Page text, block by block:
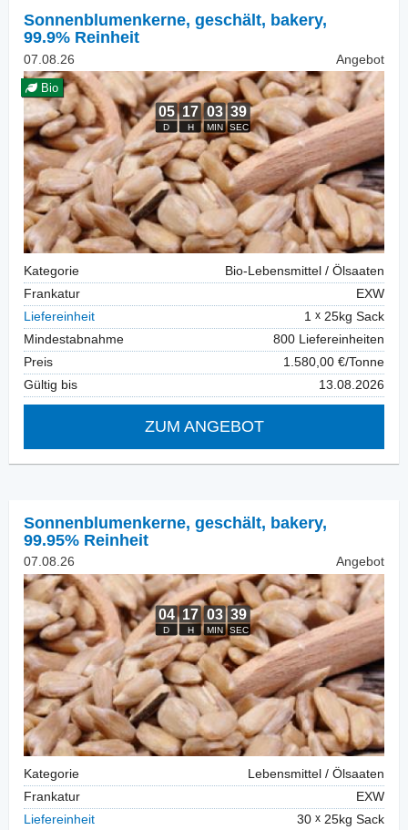
Sonnenblumenkerne, geschält, bakery,
99.9% Reinheit
07.08.26 Angebot
Bio
Kategorie
Bio-Lebensmittel / Ölsaaten
Frankatur
EXW
Liefereinheit
1
25kg Sack
Mindestabnahme
800 Liefereinheiten
Preis
1.580,00 €/Tonne
Gültig bis
13.08.2026
ZUM ANGEBOT
Sonnenblumenkerne, geschält, bakery,
99.95% Reinheit
07.08.26 Angebot
Kategorie
Lebensmittel / Ölsaaten
Frankatur
EXW
Liefereinheit
30
25kg Sack